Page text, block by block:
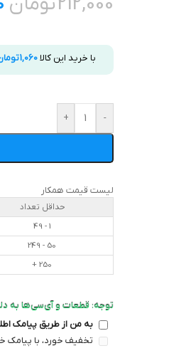
با خرید این کالا1,060
-
+
لیست قیمت همکار
حداقل تعداد
1 - 49
50 - 249
250 +
توجه: قطعات و آی‌سی‌ها به
به من از طریق پیامک
تخفیف خورد، با پیامک